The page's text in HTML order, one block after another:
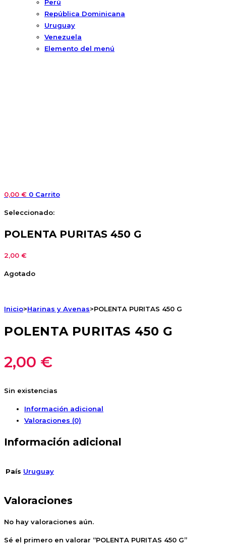
Perú
República Dominicana
Uruguay
Venezuela
Elemento del menú
0,00 € 0 Carrito
Seleccionado:
POLENTA PURITAS 450 G
2,00 €
Agotado
Inicio>Harinas y Avenas>POLENTA PURITAS 450 G
POLENTA PURITAS 450 G
2,00 €
Sin existencias
Información adicional
Valoraciones (0)
Información adicional
País Uruguay
Valoraciones
No hay valoraciones aún.
Sé el primero en valorar “POLENTA PURITAS 450 G”